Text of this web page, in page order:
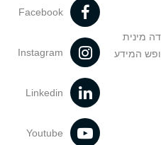
מינית
המידע
Facebook
Instagram
Linkedin
Youtube